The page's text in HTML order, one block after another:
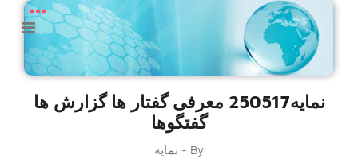
نمایه250517 معرفی گفتار ها گزارش ها
گفتگوها
By - نمایه